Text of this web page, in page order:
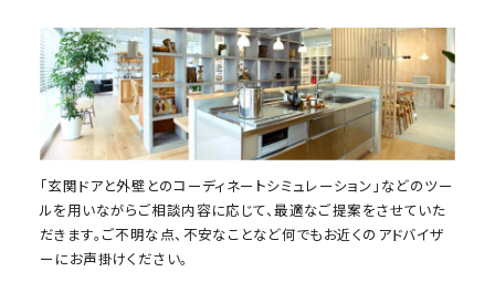
「玄関ドアと外壁とのコーディネートシミュレーション」などのツー
ルを用いながらご相談内容に応じて、最適なご提案をさせていた
だきます。ご不明な点、不安なことなど何でもお近くのアドバイザ
ーにお声掛けください。